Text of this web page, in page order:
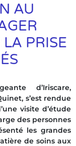
AU
PRISE
d’Iriscare,
s’est rendue
visite d’étude
des personnes
les grandes
de soins aux